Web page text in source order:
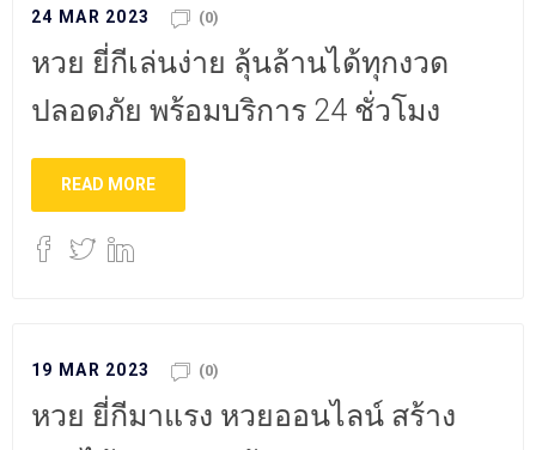
24 MAR 2023 (0)
หวย ยี่กีเล่นง่าย ลุ้นล้านได้ทุกงวด
ปลอดภัย พร้อมบริการ 24 ชั่วโมง
READ MORE
19 MAR 2023 (0)
หวย ยี่กีมาแรง หวยออนไลน์ สร้าง